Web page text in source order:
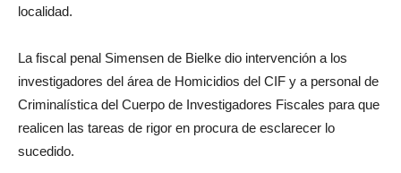
localidad.
La fiscal penal Simensen de Bielke dio intervención a los
investigadores del área de Homicidios del CIF y a personal de
Criminalística del Cuerpo de Investigadores Fiscales para que
realicen las tareas de rigor en procura de esclarecer lo
sucedido.